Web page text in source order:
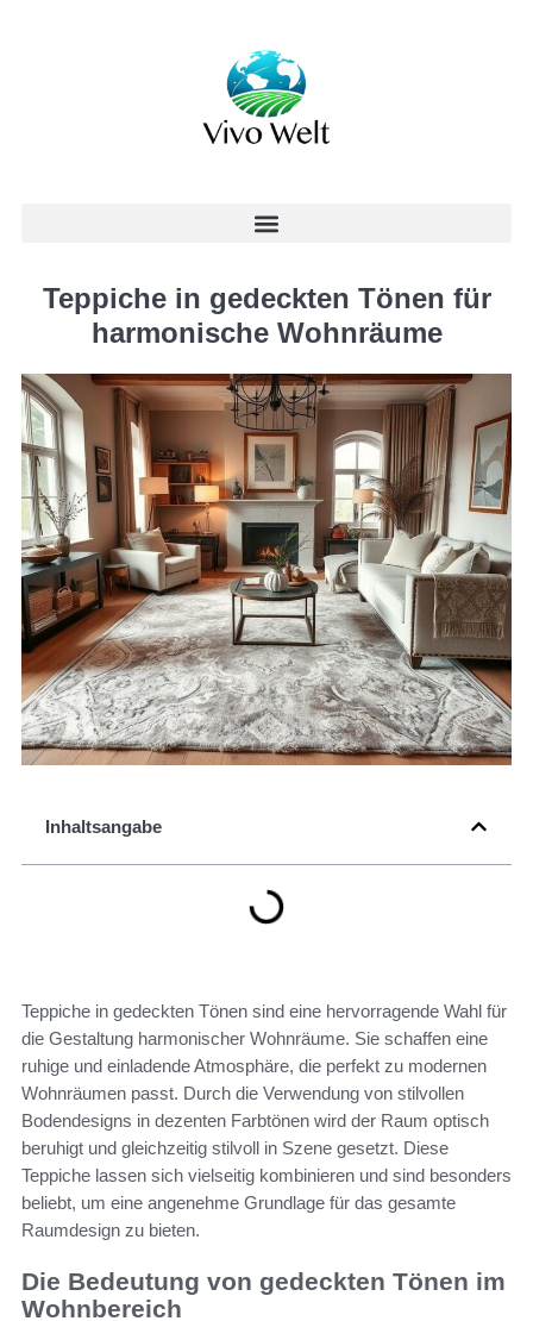
Teppiche in gedeckten Tönen für
harmonische Wohnräume
Inhaltsangabe
Teppiche in gedeckten Tönen sind eine hervorragende Wahl für
die Gestaltung harmonischer Wohnräume. Sie schaffen eine
ruhige und einladende Atmosphäre, die perfekt zu modernen
Wohnräumen passt. Durch die Verwendung von stilvollen
Bodendesigns in dezenten Farbtönen wird der Raum optisch
beruhigt und gleichzeitig stilvoll in Szene gesetzt. Diese
Teppiche lassen sich vielseitig kombinieren und sind besonders
beliebt, um eine angenehme Grundlage für das gesamte
Raumdesign zu bieten.
Die Bedeutung von gedeckten Tönen im
Wohnbereich